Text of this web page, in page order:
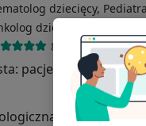
dziecięcy,
dziecięcy
835 opinii
pacjenci chętnie
dzieci